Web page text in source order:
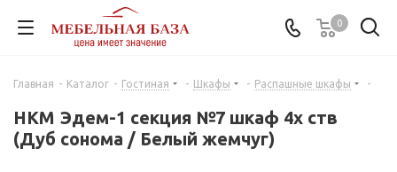
0
Главная - Каталог - Гостиная - Шкафы - Распашные шкафы -
НКМ Эдем-1 секция №7 шкаф 4х ств
(Дуб сонома / Белый жемчуг)